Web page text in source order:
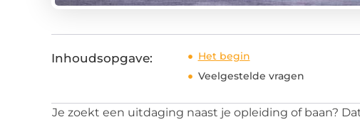
Inhoudsopgave:
Het begin
Veelgestelde vragen
Je zoekt een uitdaging naast je opleiding of baan?